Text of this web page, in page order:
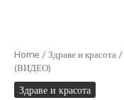
Home /Здраве и красота /
(ВИДЕО)
Здраве и красота